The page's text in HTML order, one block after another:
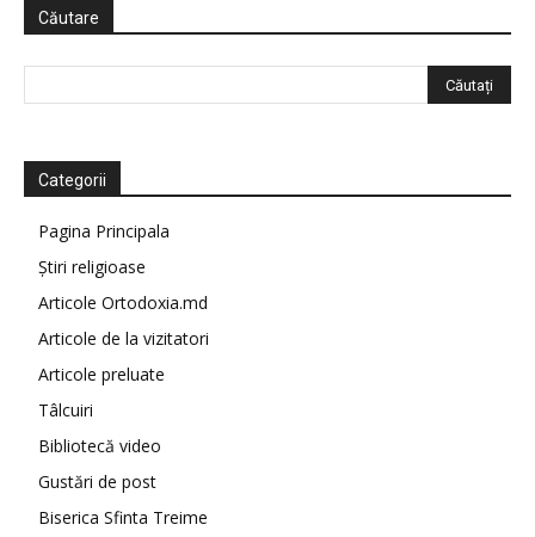
Căutare
Categorii
Pagina Principala
Știri religioase
Articole Ortodoxia.md
Articole de la vizitatori
Articole preluate
Tâlcuiri
Bibliotecă video
Gustări de post
Biserica Sfinta Treime